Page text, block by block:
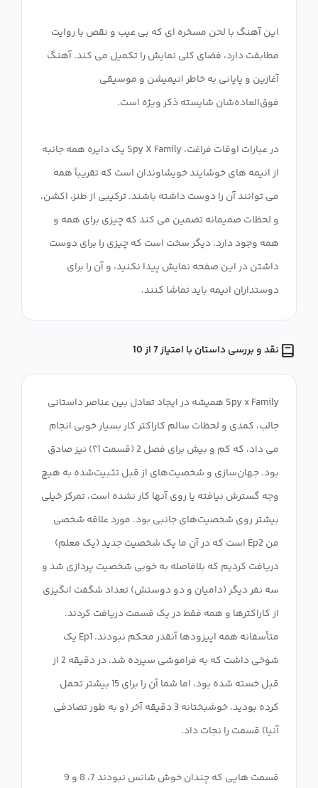
این آهنگ با لحن مسخره ای که بی عیب و نقص با روایت
مطابقت دارد، فضای کلی نمایش را تکمیل می کند. آهنگ
آغازین و پایانی به خاطر انیمیشن و موسیقی
در عبارات اوقات فراغت، Spy X Family یک دایره همه جانبه
از انیمه های خوشایند خویشاوندان است که تقریباً همه
می توانند آن را دوست داشته باشند. ترکیبی از طنز، اکشن،
و لحظات صمیمانه تضمین می کند که چیزی برای همه و
همه وجود دارد. دیگر سخت است که چیزی را برای دوست
داشتن در این صفحه نمایش پیدا نکنید، و آن را برای
دوستداران انیمه باید تماشا کنند.
نقد و بررسی داستان با امتیاز 7 از 10
Spy x Family همیشه در ایجاد تعادل بین عناصر داستانی
جالب، کمدی و لحظات سالم کاراکتر کار بسیار خوبی انجام
می داد، که کم و بیش برای فصل 2 (قسمت 1؟) نیز صادق
بود. جهان‌سازی و شخصیت‌های از قبل تثبیت‌شده به هیچ
وجه گسترش نیافته یا روی آنها کار نشده است، تمرکز خیلی
بیشتر روی شخصیت‌های جانبی بود. مورد علاقه شخصی
من Ep2 است که در آن ما یک شخصیت جدید (یک معلم)
دریافت کردیم که بلافاصله به خوبی شخصیت پردازی شد و
سه نفر دیگر (دامیان و دو دوستش) تعداد شگفت انگیزی
از کاراکترها و همه فقط در یک قسمت دریافت کردند.
متأسفانه همه اپیزودها آنقدر محکم نبودند. Ep1 یک
شوخی داشت که به فراموشی سپرده شد، در دقیقه 2 از
قبل خسته شده بود، اما شما آن را برای 15 بیشتر تحمل
کرده بودید، خوشبختانه 3 دقیقه آخر (و به طور تصادفی
قسمت هایی که چندان خوش شانس نبودند 7، 8 و 9